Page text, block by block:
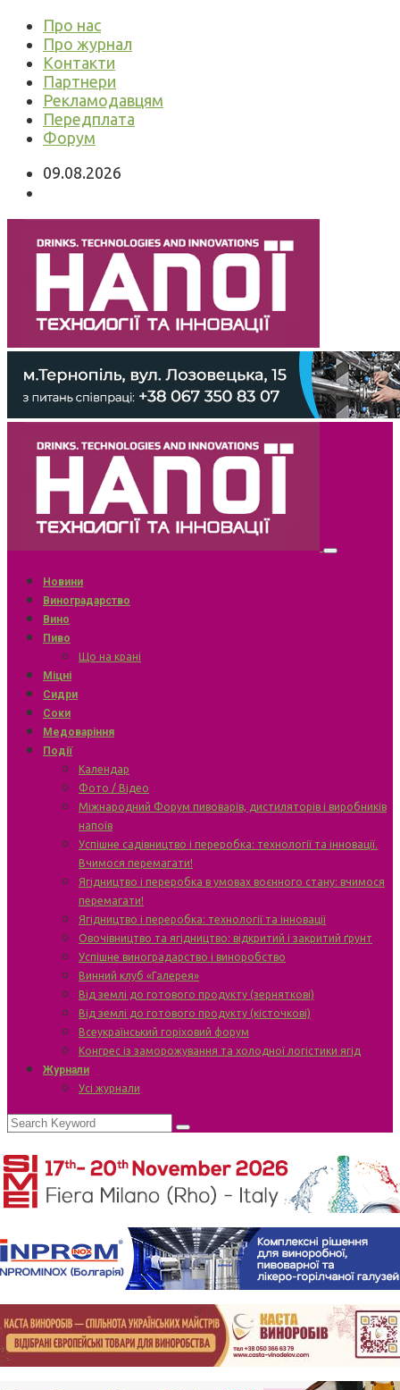
Про нас
Про журнал
Контакти
Партнери
Рекламодавцям
Передплата
Форум
09.08.2026
Новини
Виноградарство
Вино
Пиво
Що на крані
Міцні
Сидри
Соки
Медоваріння
Події
Календар
Фото / Відео
Міжнародний Форум пивоварів, дистиляторів і виробників
напоїв
Успішне садівництво і переробка: технології та інновації.
Вчимося перемагати!
Ягідництво і переробка в умовах воєнного стану: вчимося
перемагати!
Ягідництво і переробка: технології та інновації
Овочівництво та ягідництво: відкритий і закритий ґрунт
Успішне виноградарство і виноробство
Винний клуб «Галерея»
Від землі до готового продукту (зерняткові)
Від землі до готового продукту (кісточкові)
Всеукраїнський горіховий форум
Конгрес із заморожування та холодної логістики ягід
Журнали
Усі журнали